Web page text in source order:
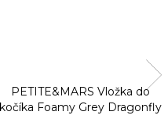
PETITE&MARS Vložka do
kočíka Foamy Grey Dragonfly